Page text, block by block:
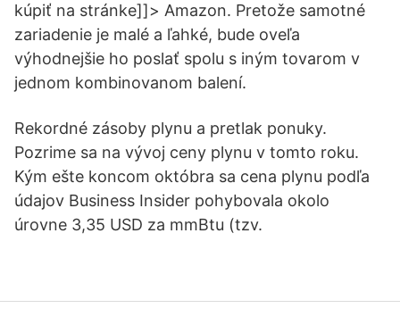
kúpiť na stránke]]> Amazon. Pretože samotné
zariadenie je malé a ľahké, bude oveľa
výhodnejšie ho poslať spolu s iným tovarom v
jednom kombinovanom balení.
Rekordné zásoby plynu a pretlak ponuky.
Pozrime sa na vývoj ceny plynu v tomto roku.
Kým ešte koncom októbra sa cena plynu podľa
údajov Business Insider pohybovala okolo
úrovne 3,35 USD za mmBtu (tzv.